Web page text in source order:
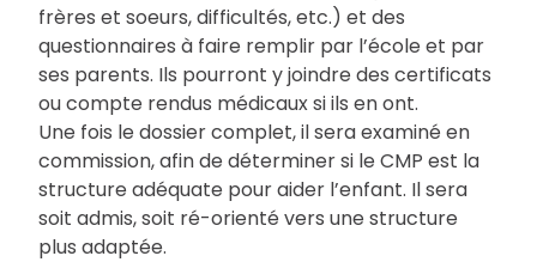
frères et soeurs, difficultés, etc.) et des
questionnaires à faire remplir par l’école et par
ses parents. Ils pourront y joindre des certificats
ou compte rendus médicaux si ils en ont.
Une fois le dossier complet, il sera examiné en
commission, afin de déterminer si le CMP est la
structure adéquate pour aider l’enfant. Il sera
soit admis, soit ré-orienté vers une structure
plus adaptée.